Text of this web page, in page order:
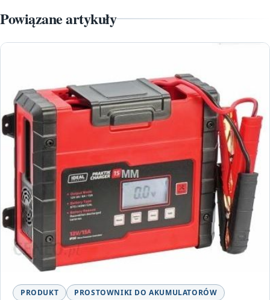
Powiązane artykuły
PRODUKT PROSTOWNIKI DO AKUMULATORÓW